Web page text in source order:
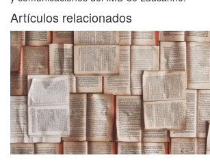
Artículos relacionados